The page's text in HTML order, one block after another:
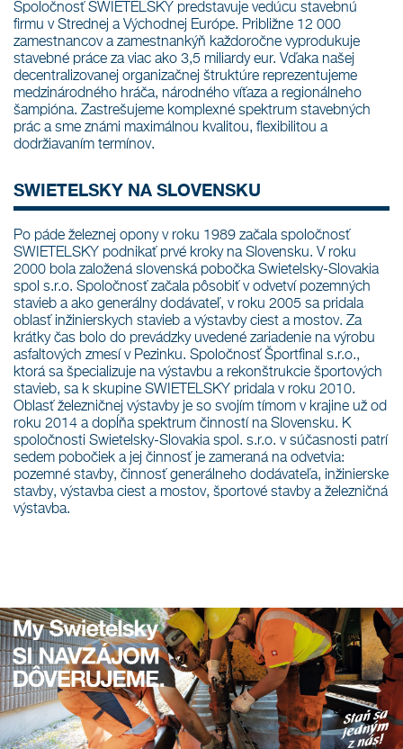
Spoločnosť SWIETELSKY predstavuje vedúcu stavebnú
firmu v Strednej a Východnej Európe. Približne 12 000
zamestnancov a zamestnankýň každoročne vyprodukuje
stavebné práce za viac ako 3,5 miliardy eur. Vďaka našej
decentralizovanej organizačnej štruktúre reprezentujeme
medzinárodného hráča, národného víťaza a regionálneho
šampióna. Zastrešujeme komplexné spektrum stavebných
prác a sme známi maximálnou kvalitou, flexibilitou a
dodržiavaním termínov.
SWIETELSKY NA SLOVENSKU
Po páde železnej opony v roku 1989 začala spoločnosť
SWIETELSKY podnikať prvé kroky na Slovensku. V roku
2000 bola založená slovenská pobočka Swietelsky-Slovakia
spol s.r.o. Spoločnosť začala pôsobiť v odvetví pozemných
stavieb a ako generálny dodávateľ, v roku 2005 sa pridala
oblasť inžinierskych stavieb a výstavby ciest a mostov. Za
krátky čas bolo do prevádzky uvedené zariadenie na výrobu
asfaltových zmesí v Pezinku. Spoločnosť Športfinal s.r.o.,
ktorá sa špecializuje na výstavbu a rekonštrukcie športových
stavieb, sa k skupine SWIETELSKY pridala v roku 2010.
Oblasť železničnej výstavby je so svojím tímom v krajine už od
roku 2014 a dopĺňa spektrum činností na Slovensku. K
spoločnosti Swietelsky-Slovakia spol. s.r.o. v súčasnosti patrí
sedem pobočiek a jej činnosť je zameraná na odvetvia:
pozemné stavby, činnosť generálneho dodávateľa, inžinierske
stavby, výstavba ciest a mostov, športové stavby a železničná
výstavba.